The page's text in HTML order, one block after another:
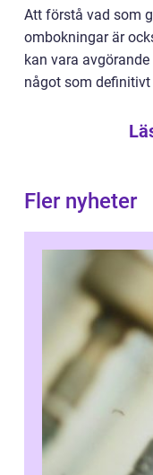
Att förstå vad som
ombokningar är
kan vara
något som
Fler nyheter